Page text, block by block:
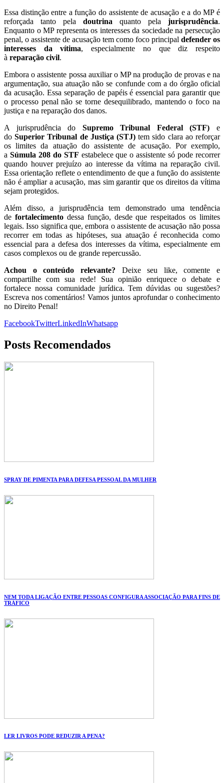
Essa distinção entre a função do assistente de acusação e a do MP é
reforçada tanto pela doutrina quanto pela jurisprudência.
Enquanto o MP representa os interesses da sociedade na persecução
penal, o assistente de acusação tem como foco principal defender os
interesses da vítima, especialmente no que diz respeito
à reparação civil.
Embora o assistente possa auxiliar o MP na produção de provas e na
argumentação, sua atuação não se confunde com a do órgão oficial
da acusação. Essa separação de papéis é essencial para garantir que
o processo penal não se torne desequilibrado, mantendo o foco na
justiça e na reparação dos danos.
A jurisprudência do Supremo Tribunal Federal (STF) e
doSuperior Tribunal de Justiça (STJ) tem sido clara ao reforçar
os limites da atuação do assistente de acusação. Por exemplo,
a Súmula 208 do STF estabelece que o assistente só pode recorrer
quando houver prejuízo ao interesse da vítima na reparação civil.
Essa orientação reflete o entendimento de que a função do assistente
não é ampliar a acusação, mas sim garantir que os direitos da vítima
sejam protegidos.
Além disso, a jurisprudência tem demonstrado uma tendência
de fortalecimentodessa função, desde que respeitados os limites
legais. Isso significa que, embora o assistente de acusação não possa
recorrer em todas as hipóteses, sua atuação é reconhecida como
essencial para a defesa dos interesses da vítima, especialmente em
casos complexos ou de grande repercussão.
Achou o conteúdo relevante? Deixe seu like, comente e
compartilhe com sua rede! Sua opinião enriquece o debate e
fortalece nossa comunidade jurídica. Tem dúvidas ou sugestões?
Escreva nos comentários! Vamos juntos aprofundar o conhecimento
no Direito Penal!
FacebookTwitterLinkedInWhatsapp
Posts Recomendados
SPRAY DE PIMENTA PARA DEFESA PESSOAL DA MULHER
NEM TODA LIGAÇÃO ENTRE PESSOAS CONFIGURA ASSOCIAÇÃO PARA FINS DE
TRÁFICO
LER LIVROS PODE REDUZIR A PENA?